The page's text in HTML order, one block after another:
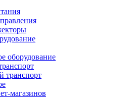
оборудование
транспорт
магазинов